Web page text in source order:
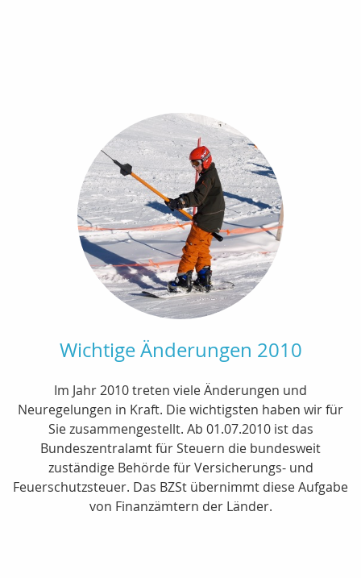
Wichtige Änderungen 2010
Im Jahr 2010 treten viele Änderungen und
Neuregelungen in Kraft. Die wichtigsten haben wir für
Sie zusammengestellt. Ab 01.07.2010 ist das
Bundeszentralamt für Steuern die bundesweit
zuständige Behörde für Versicherungs- und
Feuerschutzsteuer. Das BZSt übernimmt diese Aufgabe
von Finanzämtern der Länder.